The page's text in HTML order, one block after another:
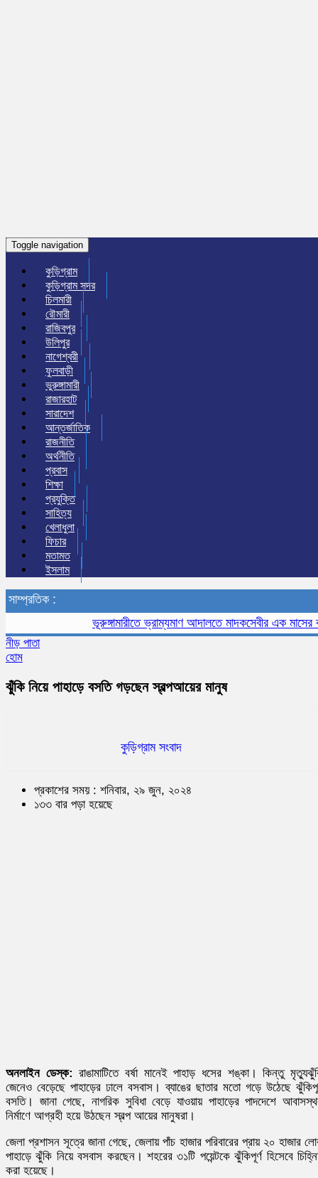
Toggle navigation
কুড়িগ্রাম
কুড়িগ্রাম সদর
চিলমারী
রৌমারী
রাজিবপুর
উলিপুর
নাগেশ্বরী
ফুলবাড়ী
ভুরুঙ্গামারী
রাজারহাট
সারাদেশ
আন্তর্জাতিক
রাজনীতি
অর্থনীতি
প্রবাস
শিক্ষা
প্রযুক্তি
সাহিত্য
খেলাধুলা
ফিচার
মতামত
ইসলাম
সাম্প্রতিক :
ভূরুঙ্গামারীতে ভ্রাম্যমাণ আদালতে মাদকসেবীর এক মাসের
নীড় পাতা
হোম
ঝুঁকি নিয়ে পাহাড়ে বসতি গড়ছেন স্বল্পআয়ের মানুষ
কুড়িগ্রাম সংবাদ
প্রকাশের সময় : শনিবার, ২৯ জুন, ২০২৪
১৩৩ বার পড়া হয়েছে
অনলাইন ডেস্ক:রাঙামাটিতে বর্ষা মানেই পাহাড় ধসের শঙ্কা। কিন্তু
জেনেও বেড়েছে পাহাড়ের ঢালে বসবাস। ব্যাঙের ছাতার মতো গড়ে উঠেছে
বসতি। জানা গেছে, নাগরিক সুবিধা বেড়ে যাওয়ায় পাহাড়ের পাদদেশে
নির্মাণে আগ্রহী হয়ে উঠছেন স্বল্প আয়ের মানুষরা।
জেলা প্রশাসন সূত্রে জানা গেছে, জেলায় পাঁচ হাজার পরিবারের প্রায় ২০ হাজার
পাহাড়ে ঝুঁকি নিয়ে বসবাস করছেন। শহরের ৩১টি পয়েন্টকে ঝুঁকিপূর্ণ হিসেবে
করা হয়েছে।